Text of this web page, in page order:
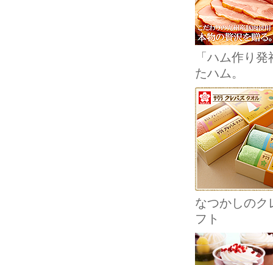
「ハム作り
たハム。
なつかしのク
フト